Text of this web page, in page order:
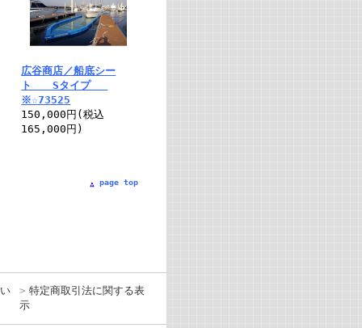
広谷商店／船底シー
ト Sタイプ
※☆73525
150,000円(税込
165,000円)
page top
特定商取引法に関する表
示